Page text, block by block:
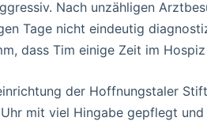
Nach unzähligen
Tage nicht eindeutig
dass Tim einige Zeit im
der Hoffnungstaler
mit viel Hingabe gepflegt